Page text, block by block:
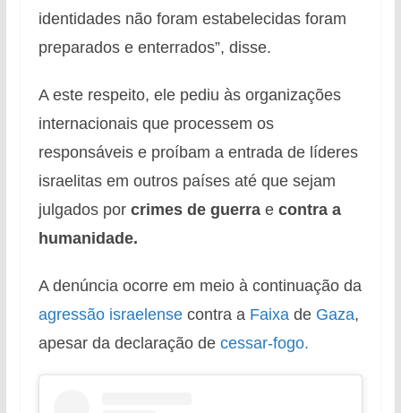
identidades não foram estabelecidas foram
preparados e enterrados”, disse.
A este respeito, ele pediu às organizações
internacionais que processem os
responsáveis e proíbam a entrada de líderes
israelitas em outros países até que sejam
julgados por crimes de guerrae contra a
humanidade.
A denúncia ocorre em meio à continuação da
agressão israelensecontra a Faixa de Gaza,
apesar da declaração de cessar-fogo.